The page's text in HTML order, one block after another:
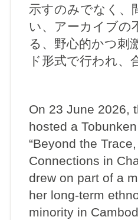
示すのみでなく、
い、アーカイブの
る、野心的かつ刺
ド形式で行われ、
On 23 June 2026,
hosted a
“Beyond the
Connections in
drew on part of a
her long-term
minority in